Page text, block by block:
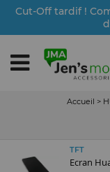
Cut-Off tardif !
Accueil >
TFT
Ecran